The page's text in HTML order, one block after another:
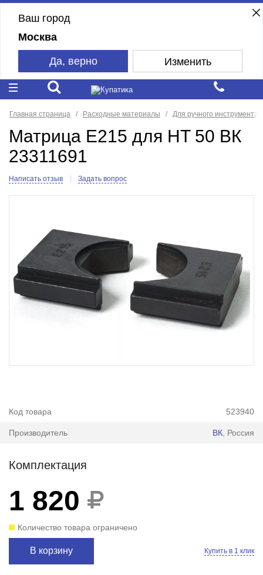
Ваш город
Москва
Да, верно Изменить
Главная страница Расходные материалы Для ручного инструмента
Матрица Е215 для HT 50 ВК
23311691
Написать отзыв Задать вопрос
Код товара 523940
Производитель ВК , Россия
Комплектация
1 820
Количество товара ограничено
В корзину Купить в 1 клик